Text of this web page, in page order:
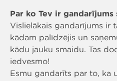
Par ko Tev ir
Vislielākais gandarījums ir
kādam palīdzējis un
kādu jauku smaidu. Tas
iedvesmo!
Esmu gandarīts par to, ka